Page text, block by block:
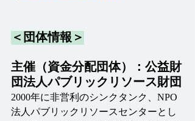
＜団体情報＞
主催（資金分配団体）：公益財
団法人パブリックリソース財団
2000年に非営利のシンクタンク、NPO
法人パブリックリソースセンターとし